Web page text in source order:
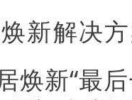
新解决
焕新“最